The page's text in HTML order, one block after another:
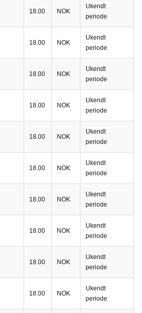
18.00 NOK
Ukendt
periode
18.00 NOK
Ukendt
periode
18.00 NOK
Ukendt
periode
18.00 NOK
Ukendt
periode
18.00 NOK
Ukendt
periode
18.00 NOK
Ukendt
periode
18.00 NOK
Ukendt
periode
18.00 NOK
Ukendt
periode
18.00 NOK
Ukendt
periode
18.00 NOK
Ukendt
periode